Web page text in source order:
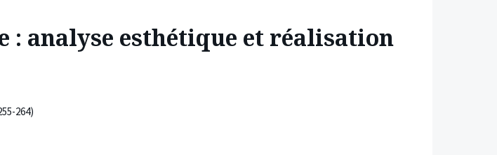
analyse esthétique et réalisation
264)